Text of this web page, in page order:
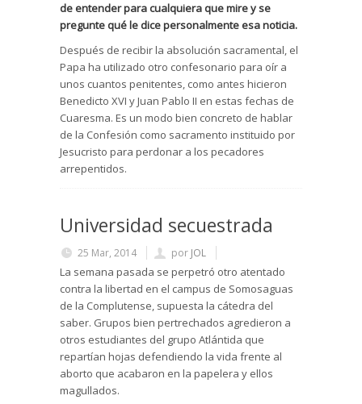
de entender para cualquiera que mire y se
pregunte qué le dice personalmente esa noticia.
Después de recibir la absolución sacramental, el
Papa ha utilizado otro confesonario para oír a
unos cuantos penitentes, como antes hicieron
Benedicto XVI y Juan Pablo II en estas fechas de
Cuaresma. Es un modo bien concreto de hablar
de la Confesión como sacramento instituido por
Jesucristo para perdonar a los pecadores
arrepentidos.
Universidad secuestrada
25 Mar, 2014 por JOL
La semana pasada se perpetró otro atentado
contra la libertad en el campus de Somosaguas
de la Complutense, supuesta la cátedra del
saber. Grupos bien pertrechados agredieron a
otros estudiantes del grupo Atlántida que
repartían hojas defendiendo la vida frente al
aborto que acabaron en la papelera y ellos
magullados.